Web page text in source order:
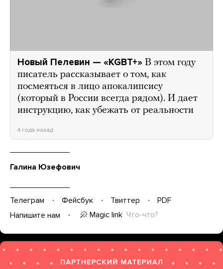
Новый Пелевин — «KGBT+» В этом году
писатель рассказывает о том, как
посмеяться в лицо апокалипсису
(который в России всегда рядом). И дает
инструкцию, как убежать от реальности
4 года назад
Галина Юзефович
Телеграм Фейсбук Твиттер
PDF
Напишите нам
Magic link Что-что?